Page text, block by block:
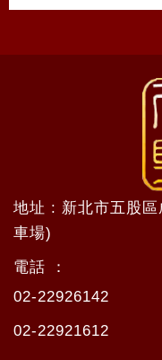
地址 : 新北市五股
車場)
電話 ：
02-22926142
02-22921612